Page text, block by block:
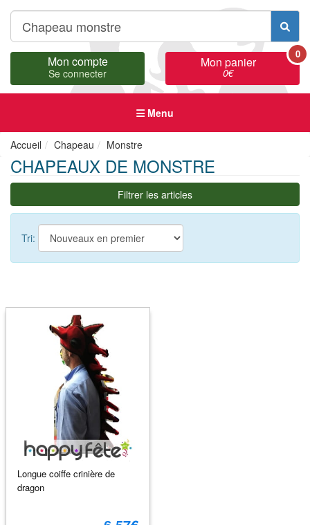
Mon compte
Se connecter
Mon panier
0€
0
Menu
Accueil Chapeau Monstre
CHAPEAUX DE MONSTRE
Filtrer les articles
Tri:
Longue coiffe crinière de
dragon